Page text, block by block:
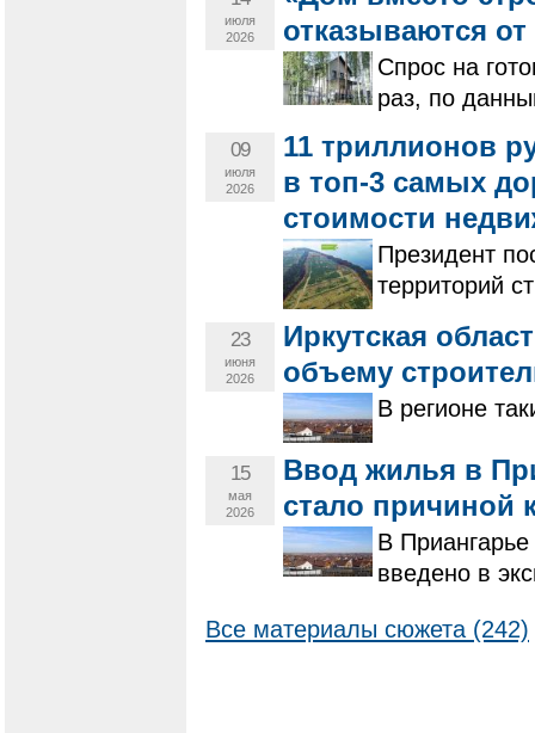
июля
2026
отказываются
Спрос на
раз, по
09
июля
2026
11 триллионов
в топ-3 самых
стоимости
Президент
территорий
23
июня
2026
Иркутская
объему
В регионе
15
мая
2026
Ввод жилья в
стало причиной
В
введено в
Все материалы сюжета (242)